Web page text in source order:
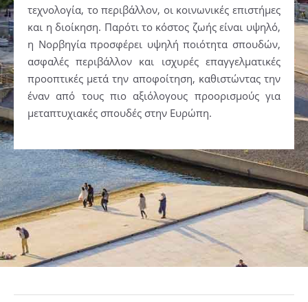
τεχνολογία, το περιβάλλον, οι κοινωνικές επιστήμες
και η διοίκηση. Παρότι το κόστος ζωής είναι υψηλό,
η Νορβηγία προσφέρει υψηλή ποιότητα σπουδών,
ασφαλές περιβάλλον και ισχυρές επαγγελματικές
προοπτικές μετά την αποφοίτηση, καθιστώντας την
έναν από τους πιο αξιόλογους προορισμούς για
μεταπτυχιακές σπουδές στην Ευρώπη.